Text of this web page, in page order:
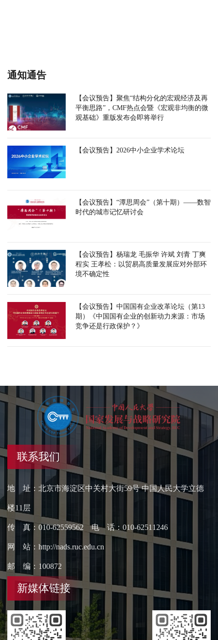
通知通告
【会议预告】聚焦“结构分化的宏观经济及再
平衡思路”，CMF热点会暨《宏观非均衡的微
观基础》重版发布会即将举行
【会议预告】2026中小企业学术论坛
【会议预告】“潭思周会”（第十期）——数智
时代的城市记忆研讨会
【会议预告】杨瑞龙 毛振华 许斌 刘青 丁爽
程实 王孝松：以贸易高质量发展应对外部环
境不确定性
【会议预告】中国国有企业改革论坛（第13
期）《中国国有企业的创新动力来源：市场
竞争还是行政保护？》
联系我们
地 址：北京市海淀区中关村大街59号 中国人民大学立德
楼11层
传 真：010-62559562 电 话：010-62511246
网 站：http://nads.ruc.edu.cn
邮 编：100872
新媒体链接